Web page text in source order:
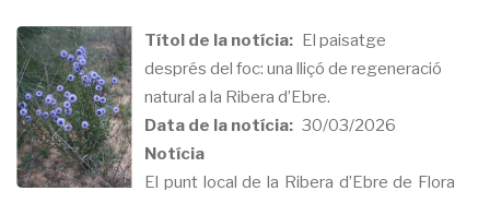
Títol de la notícia
El paisatge
després del foc: una lliçó de regeneració
natural a la Ribera d’Ebre.
Data de la notícia
30/03/2026
Notícia
El punt local de la Ribera d’Ebre de Flora